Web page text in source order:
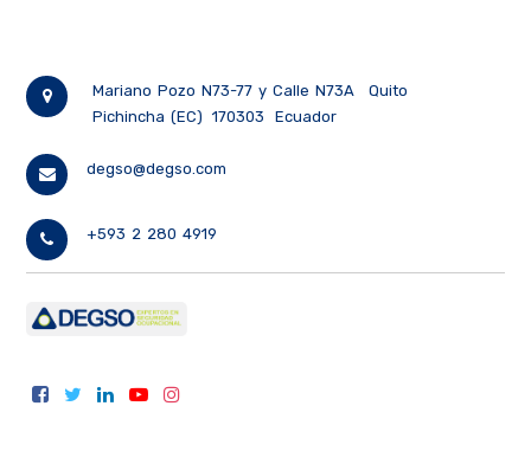
Mariano Pozo N73-77 y Calle N73A
Quito
Pichincha (EC)
170303 Ecuador
degso@degso.com
+593 2 280 4919